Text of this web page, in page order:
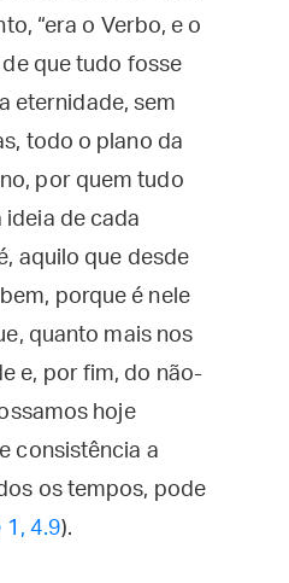
“era o Verbo, e o
de que tudo fosse
eternidade, sem
todo o plano da
por quem tudo
ideia de cada
aquilo que desde
porque é nele
quanto mais nos
e, por fim, do não-
hoje
consistência a
os tempos, pode
1, 4.9).